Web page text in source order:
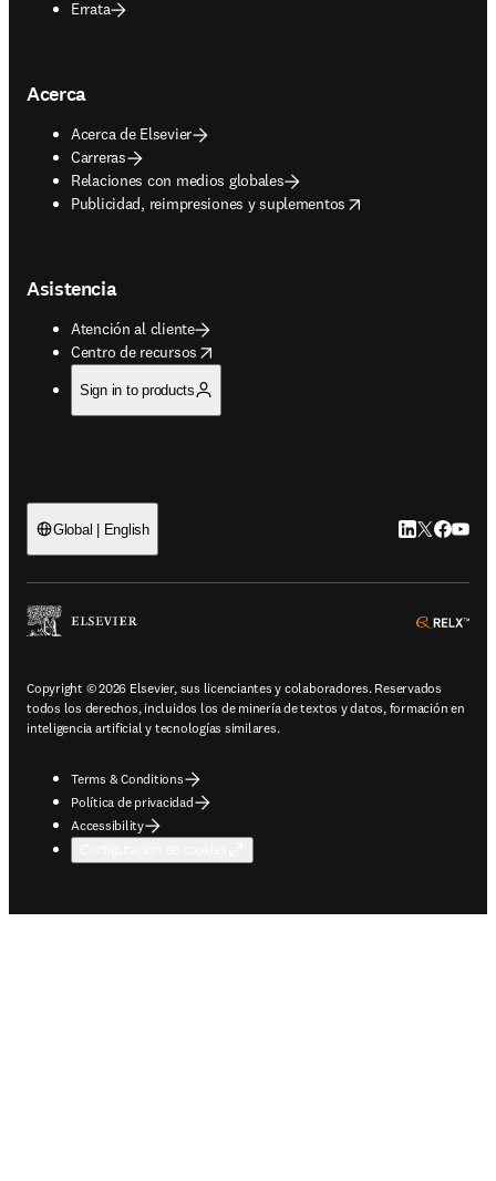
Errata
Acerca
Acerca de Elsevier
Carreras
Relaciones con medios globales
Publicidad, reimpresiones y suplementos
opens in new tab/window
Asistencia
Atención al cliente
Centro de recursos
opens in new tab/window
Sign in to products
Global | English LinkedIn se
Twitter se
Copyright © 2026 Elsevier, sus licenciantes y colaboradores. Reservados
todos los derechos, incluidos los de minería de textos y datos, formación en
inteligencia artificial y tecnologías similares.
Terms & Conditions
Política de privacidad
Accessibility